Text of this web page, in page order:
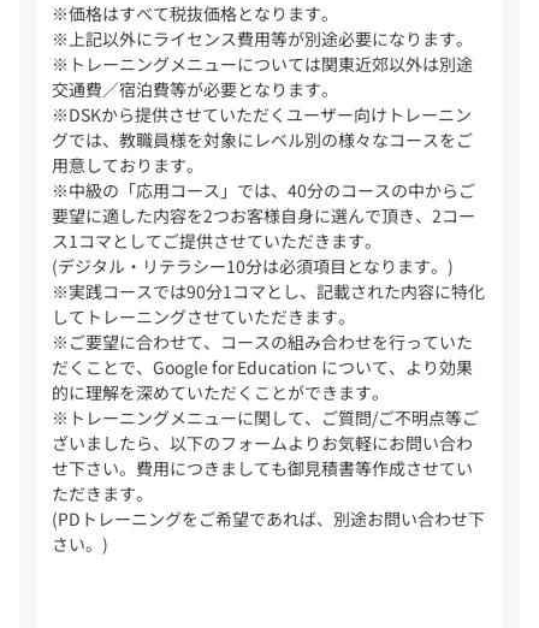
※価格はすべて税抜価格となります。
※上記以外にライセンス費用等が別途必要になります。
※トレーニングメニューについては関東近郊以外は別途
交通費／宿泊費等が必要となります。
※DSKから提供させていただくユーザー向けトレーニン
グでは、教職員様を対象にレベル別の様々なコースをご
用意しております。
※中級の「応用コース」では、40分のコースの中からご
要望に適した内容を2つお客様自身に選んで頂き、2コー
ス1コマとしてご提供させていただきます。
(デジタル・リテラシー10分は必須項目となります。)
※実践コースでは90分1コマとし、記載された内容に特化
してトレーニングさせていただきます。
※ご要望に合わせて、コースの組み合わせを行っていた
だくことで、Google for Education について、より効果
的に理解を深めていただくことができます。
※トレーニングメニューに関して、ご質問/ご不明点等ご
ざいましたら、以下のフォームよりお気軽にお問い合わ
せ下さい。費用につきましても御見積書等作成させてい
ただきます。
(PDトレーニングをご希望であれば、別途お問い合わせ下
さい。)